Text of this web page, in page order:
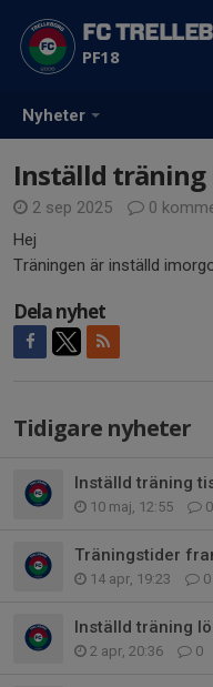
Nyheter
FC
PF18
Inställd träning
2 sep 2025
0
Hej
Träningen är inställd
Dela nyhet
Tidigare nyheter
Inställd träning
10 maj, 12:55 0
Träningstider
14 apr, 19:23 0
Inställd träning
2 apr, 20:36 0